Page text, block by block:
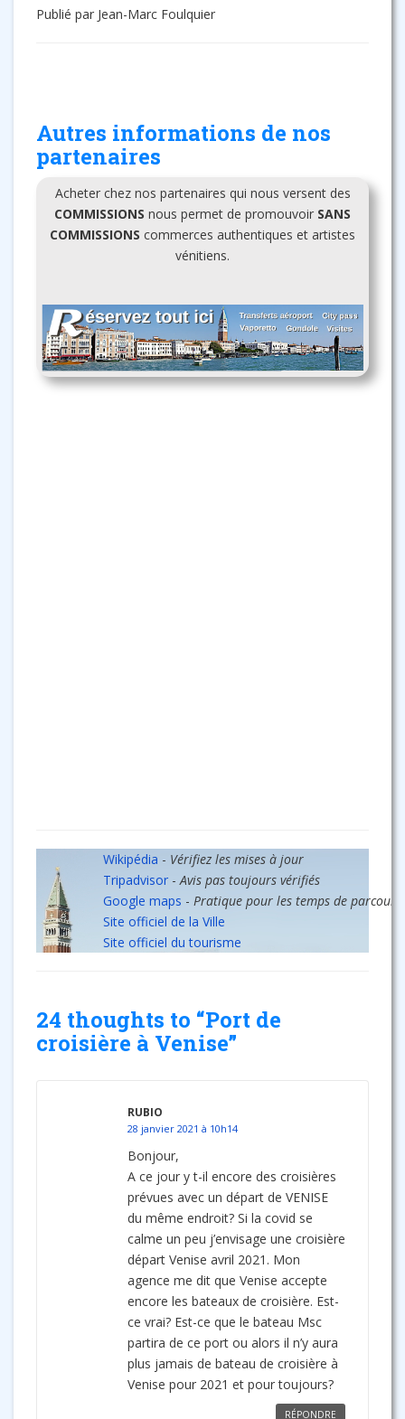
Publié par Jean-Marc Foulquier
Autres informations de nos
partenaires
Acheter chez nos partenaires qui nous versent des
COMMISSIONS nous permet de promouvoir SANS
COMMISSIONS commerces authentiques et artistes
vénitiens.
Wikipédia - Vérifiez les mises à jour
Tripadvisor-Avis pas toujours vérifiés
Google maps - Pratique pour les temps de parcours
Site officiel de la Ville
Site officiel du tourisme
24 thoughts to “Port de
croisière à Venise”
RUBIO
28 janvier 2021 à 10h14
Bonjour,
A ce jour y t-il encore des croisières
prévues avec un départ de VENISE
du même endroit? Si la covid se
calme un peu j’envisage une croisière
départ Venise avril 2021. Mon
agence me dit que Venise accepte
encore les bateaux de croisière. Est-
ce vrai? Est-ce que le bateau Msc
partira de ce port ou alors il n’y aura
plus jamais de bateau de croisière à
Venise pour 2021 et pour toujours?
RÉPONDRE